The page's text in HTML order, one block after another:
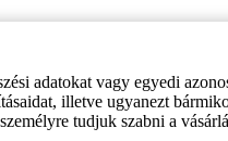
adatokat vagy egyedi
illetve ugyanezt
tudjuk szabni a